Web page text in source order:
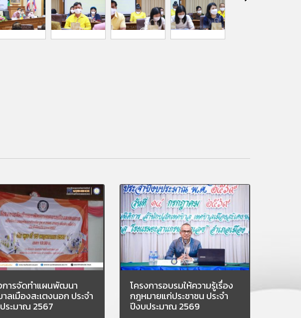
การจัดทำแผนพัฒนา
าลเมืองสะเตงนอก ประจำ
ระมาณ 2567
โครงการอบรมให้ความรู้เรื่อง
กฎหมายแก่ประชาชน ประจำ
ปีงบประมาณ 2569